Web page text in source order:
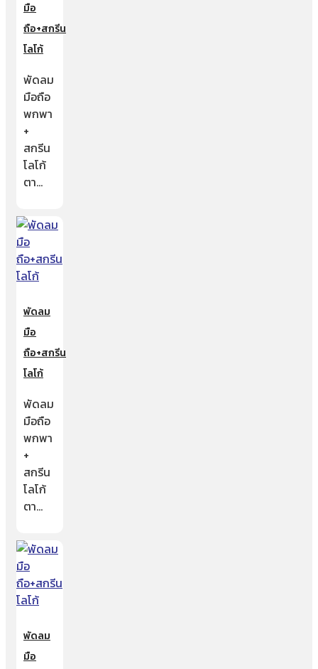
มือ
ถือ+สกรีน
โลโก้
พัดลม
มือถือ
พกพา
+
สกรีน
โลโก้
ตา…
พัดลม
มือ
ถือ+สกรีน
โลโก้
พัดลม
มือถือ
พกพา
+
สกรีน
โลโก้
ตา…
พัดลม
มือ